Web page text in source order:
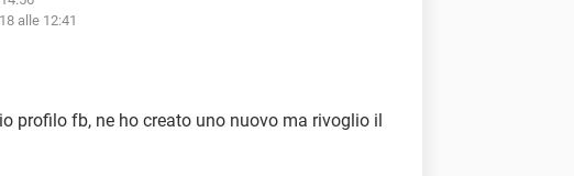
alle 12:41
profilo fb, ne ho creato uno nuovo ma rivoglio il